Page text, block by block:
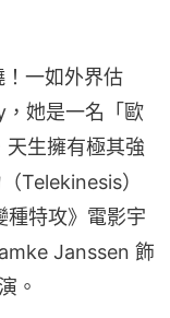
一如外界估
她是一名「歐
生擁有極其強
Telekinesis）
種特攻》電影宇
Janssen 飾
。